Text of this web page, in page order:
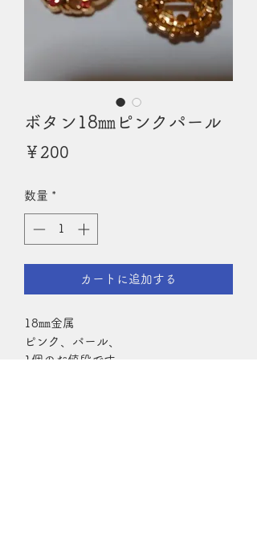
ボタン18㎜ピンクパール
￥200
数量 *
カートに追加する
18㎜金属
ピンク、パール、
1個のお値段です。